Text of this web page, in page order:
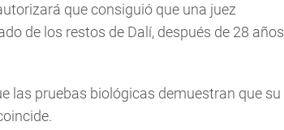
que consiguió que una juez
de los restos de Dalí, después de 28 años
las pruebas biológicas demuestran que su